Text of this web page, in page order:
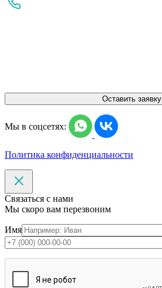
Оставить заявку
Мы в соцсетях:
Политика конфиденциальности
Связаться с нами
Мы скоро вам перезвоним
Имя